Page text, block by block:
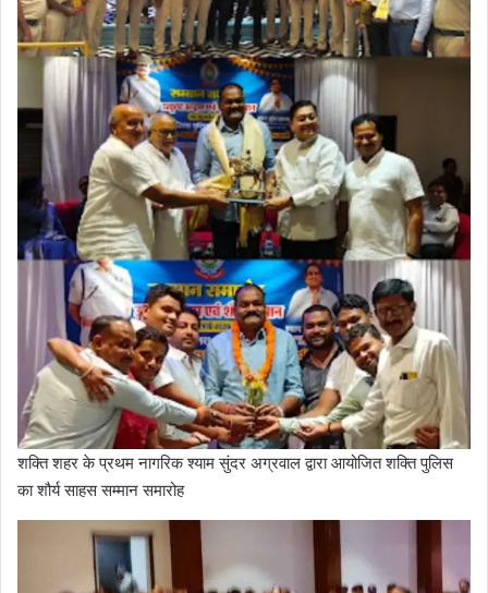
शक्ति शहर के प्रथम नागरिक श्याम सुंदर अग्रवाल द्वारा आयोजित शक्ति पुलिस
का शौर्य साहस सम्मान समारोह